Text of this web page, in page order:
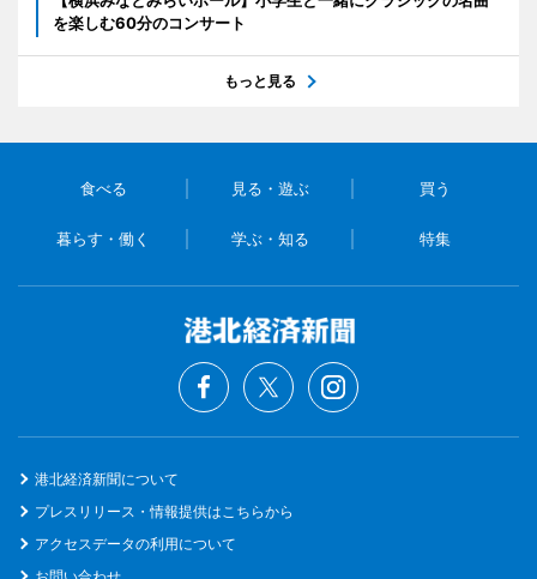
を楽しむ60分のコンサート
もっと見る
食べる 見る・遊ぶ 買う
暮らす・働く 学ぶ・知る 特集
港北経済新聞について
プレスリリース・情報提供はこちらから
アクセスデータの利用について
お問い合わせ